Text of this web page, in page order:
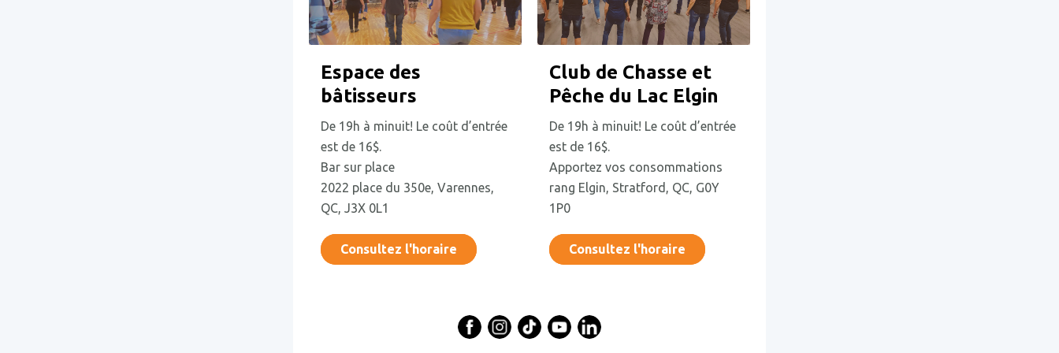
Espace des
bâtisseurs
De 19h à minuit! Le coût d’entrée
est de 16$.
Bar sur place
2022 place du 350e, Varennes,
QC, J3X 0L1
Consultez l'horaire
Club de Chasse et
Pêche du Lac Elgin
De 19h à minuit! Le coût d’entrée
est de 16$.
Apportez vos consommations
rang Elgin, Stratford, QC, G0Y
1P0
Consultez l'horaire